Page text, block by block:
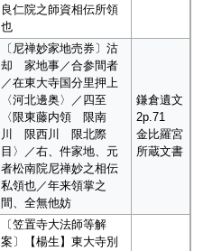
良仁院之師資相伝所領
也
〔尼禅妙家地売券〕沽
却 家地事／合参間者
／在東大寺国分里押上
〈河北邊奥〉／四至
〈限東藤内領 限南
川 限西川 限北際
目〉／右、件家地、元
者松南院尼禅妙之相伝
私領也／年来領掌之
間、全無他妨
鎌倉遺文
2p.71
金比羅宮
所蔵文書
〔笠置寺大法師等解
案〕【楊生】東大寺別